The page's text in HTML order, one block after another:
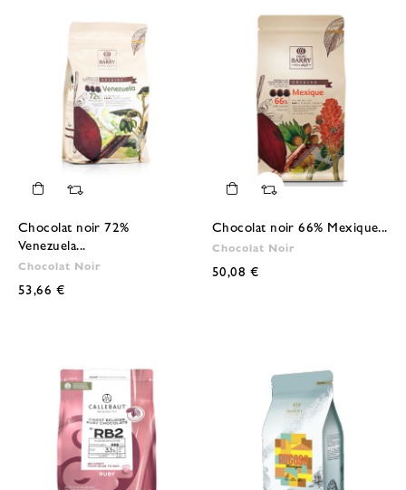
Chocolat noir 72%
Venezuela...
Chocolat Noir
53,66 €
Chocolat noir 66% Mexique...
Chocolat Noir
50,08 €